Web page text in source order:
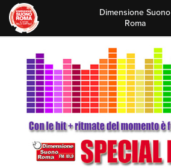
content
Dimensione Suono
Roma